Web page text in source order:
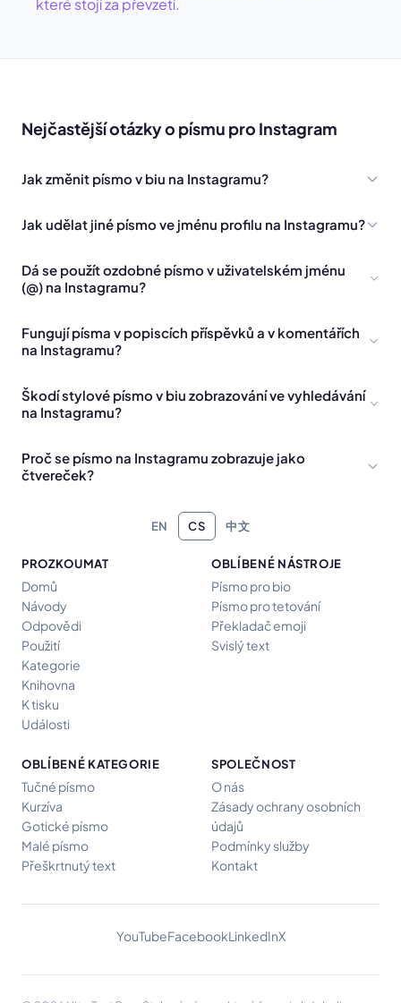
které stojí za převzetí.
Nejčastější otázky o písmu pro Instagram
Jak změnit písmo v biu na Instagramu?
Jak udělat jiné písmo ve jménu profilu na Instagramu?
Dá se použít ozdobné písmo v uživatelském jménu
(@) na Instagramu?
Fungují písma v popiscích příspěvků a v komentářích
na Instagramu?
Škodí stylové písmo v biu zobrazování ve vyhledávání
na Instagramu?
Proč se písmo na Instagramu zobrazuje jako
čtvereček?
EN CS 中文
PROZKOUMAT
Domů
Návody
Odpovědi
Použití
Kategorie
Knihovna
K tisku
Události
OBLÍBENÉ NÁSTROJE
Písmo pro bio
Písmo pro tetování
Překladač emoji
Svislý text
OBLÍBENÉ KATEGORIE
Tučné písmo
Kurzíva
Gotické písmo
Malé písmo
Přeškrtnutý text
SPOLEČNOST
O nás
Zásady ochrany osobních
údajů
Podmínky služby
Kontakt
YouTubeFacebookLinkedInX